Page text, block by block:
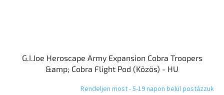
G.I.Joe Heroscape Army Expansion Cobra Troopers
&amp; Cobra Flight Pod (Közös) - HU
Rendeljen most - 5-19 napon belül postázzuk